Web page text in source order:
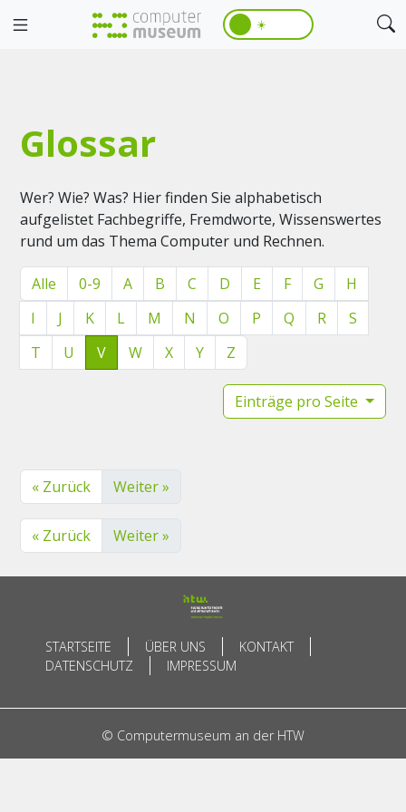
☀️
Glossar
Wer? Wie? Was? Hier finden Sie alphabetisch
aufgelistet Fachbegriffe, Fremdworte, Wissenswertes
rund um das Thema Computer und Rechnen.
Alle 0-9 A B C D E F G
H
I
J K L M N O P Q R
S
T
U V W X Y Z
Einträge pro Seite
« Zurück Weiter »
« Zurück Weiter »
STARTSEITE ÜBER UNS
KONTAKT
DATENSCHUTZ
IMPRESSUM
© Computermuseum an der HTW